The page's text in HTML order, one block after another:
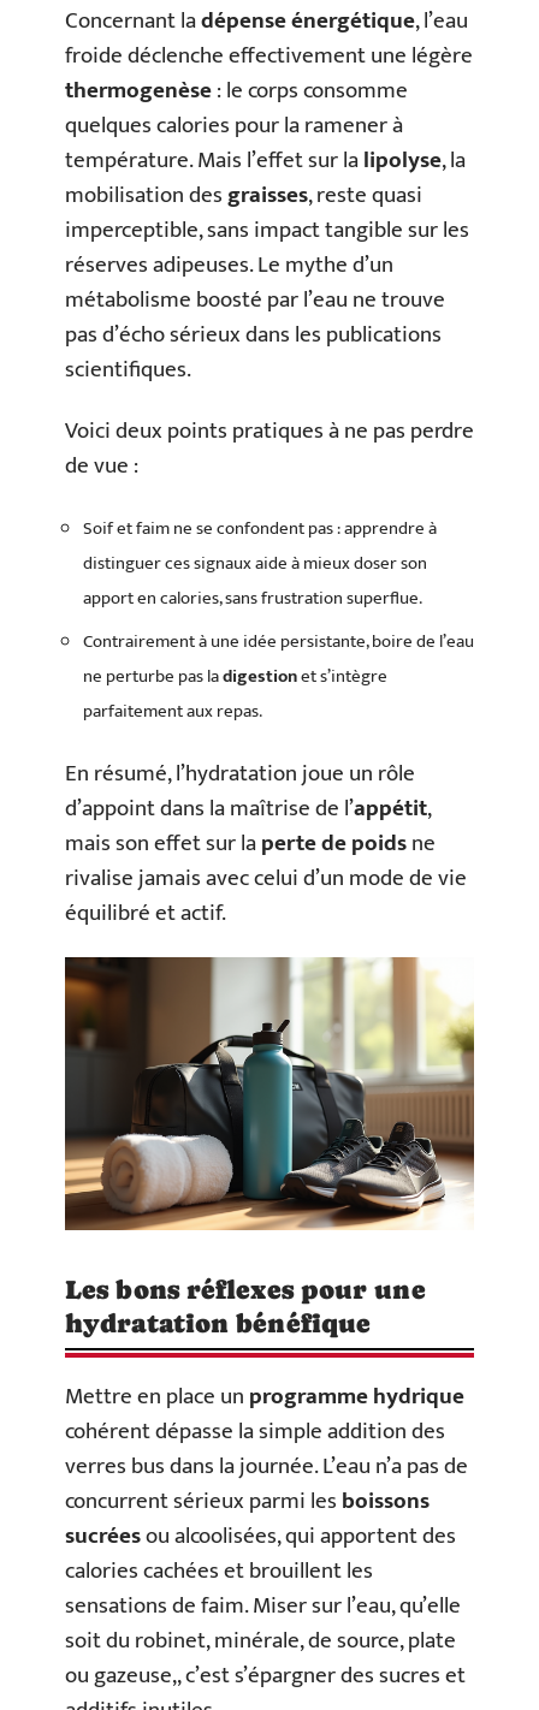
Concernant ladépense énergétique, l’eau
froide déclenche effectivement une légère
thermogenèse: le corps consomme
quelques calories pour la ramener à
température. Mais l’effet sur lalipolyse, la
mobilisation desgraisses, reste quasi
imperceptible, sans impact tangible sur les
réserves adipeuses. Le mythe d’un
métabolisme boosté par l’eau ne trouve
pas d’écho sérieux dans les publications
scientifiques.
Voici deux points pratiques à ne pas perdre
de vue :
Soif et faim ne se confondent pas : apprendre à
distinguer ces signaux aide à mieux doser son
apport en calories, sans frustration superflue.
Contrairement à une idée persistante, boire de l’eau
ne perturbe pas ladigestionet s’intègre
parfaitement aux repas.
En résumé, l’hydratation joue un rôle
d’appoint dans la maîtrise de l’appétit,
mais son effet sur laperte de poidsne
rivalise jamais avec celui d’un mode de vie
équilibré et actif.
Les bons réflexes pour une
hydratation bénéfique
Mettre en place unprogramme hydrique
cohérent dépasse la simple addition des
verres bus dans la journée. L’eau n’a pas de
concurrent sérieux parmi lesboissons
sucréesou alcoolisées, qui apportent des
calories cachées et brouillent les
sensations de faim. Miser sur l’eau, qu’elle
soit du robinet, minérale, de source, plate
ou gazeuse,, c’est s’épargner des sucres et